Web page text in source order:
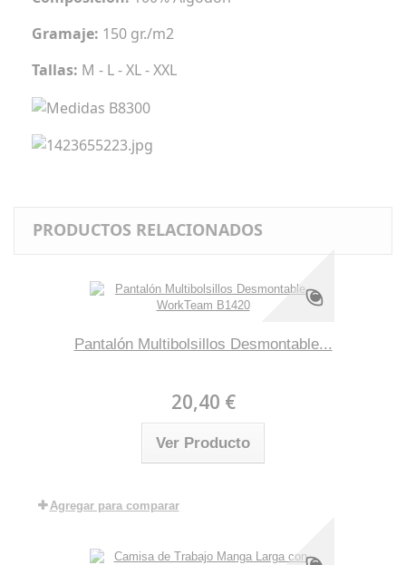
Gramaje: 150 gr./m2
Tallas: M - L - XL - XXL
PRODUCTOS RELACIONADOS
Pantalón Multibolsillos Desmontable...
20,40 €
Ver Producto
Agregar para comparar